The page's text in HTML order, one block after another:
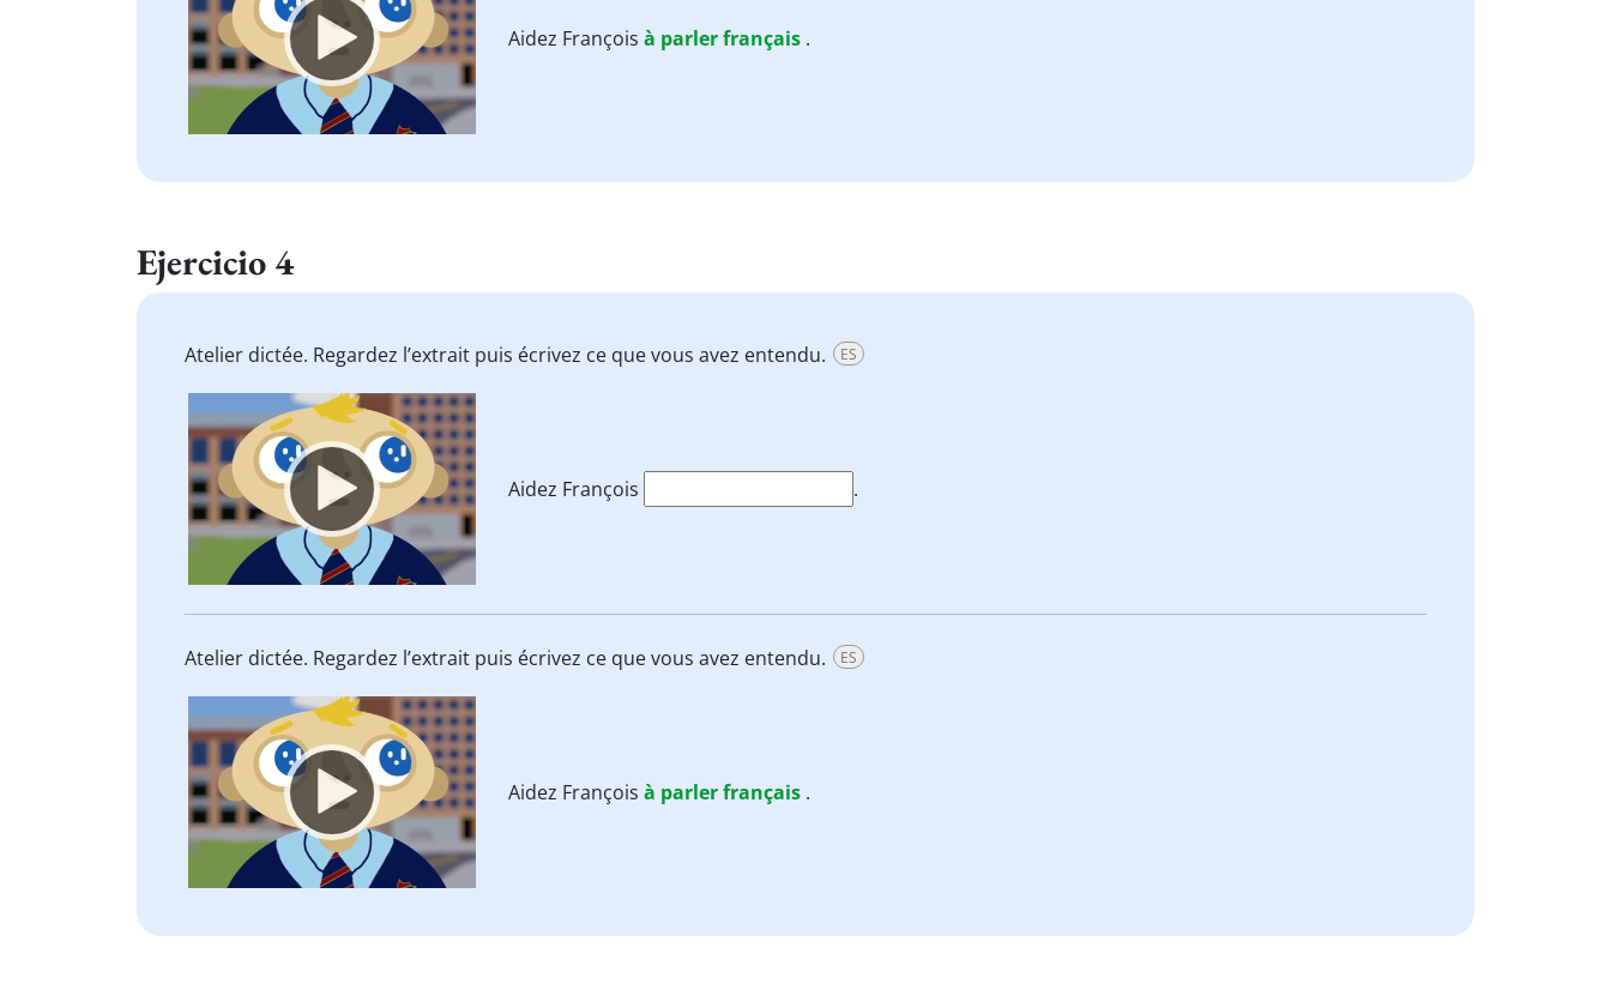
Aidez François à parlerfrançais .
Ejercicio 4
Atelier dictée. Regardez l’extrait puis écrivez ce que vous avez entendu. ES
Player
Aidez François .
Atelier dictée. Regardez l’extrait puis écrivez ce que vous avez entendu. ES
Player
Aidez François à parlerfrançais .